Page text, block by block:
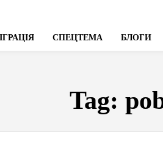
СПЕЦТЕМА БЛОГИ
Tag: